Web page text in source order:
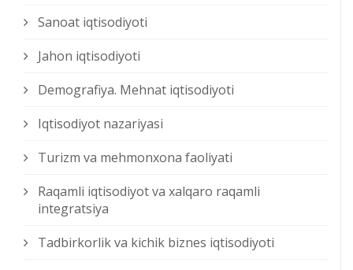
Sanoat iqtisodiyoti
Jahon iqtisodiyoti
Demografiya. Mehnat iqtisodiyoti
Iqtisodiyot nazariyasi
Turizm va mehmonxona faoliyati
Raqamli iqtisodiyot va xalqaro raqamli
integratsiya
Tadbirkorlik va kichik biznes iqtisodiyoti